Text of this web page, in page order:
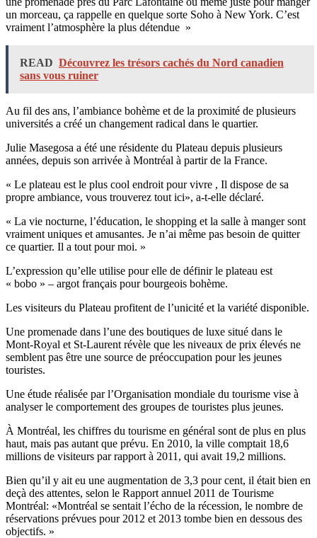
un morceau, ça rappelle en quelque sorte Soho à New York. C’est
vraiment l’atmosphère la plus détendue »
READ Découvrez les trésors cachés du Nord canadien
sans vous ruiner
Au fil des ans, l’ambiance bohème et de la proximité de plusieurs
universités a créé un changement radical dans le quartier.
Julie Masegosa a été une résidente du Plateau depuis plusieurs
années, depuis son arrivée à Montréal à partir de la France.
« Le plateau est le plus cool endroit pour vivre , Il dispose de sa
propre ambiance, vous trouverez tout ici», a-t-elle déclaré.
« La vie nocturne, l’éducation, le shopping et la salle à manger sont
vraiment uniques et amusantes. Je n’ai même pas besoin de quitter
ce quartier. Il a tout pour moi. »
L’expression qu’elle utilise pour elle de définir le plateau est
« bobo » – argot français pour bourgeois bohème.
Les visiteurs du Plateau profitent de l’unicité et la variété disponible.
Une promenade dans l’une des boutiques de luxe situé dans le
Mont-Royal et St-Laurent révèle que les niveaux de prix élevés ne
semblent pas être une source de préoccupation pour les jeunes
touristes.
Une étude réalisée par l’Organisation mondiale du tourisme vise à
analyser le comportement des groupes de touristes plus jeunes.
À Montréal, les chiffres du tourisme en général sont de plus en plus
haut, mais pas autant que prévu. En 2010, la ville comptait 18,6
millions de visiteurs par rapport à 2011, qui avait 19,2 millions.
Bien qu’il y ait eu une augmentation de 3,3 pour cent, il était bien en
deçà des attentes, selon le Rapport annuel 2011 de Tourisme
Montréal: «Montréal se sentait l’écho de la récession, le nombre de
réservations prévues pour 2012 et 2013 tombe bien en dessous des
objectifs. »